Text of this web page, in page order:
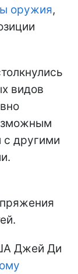
оружия,
видов
другими
Джей Ди